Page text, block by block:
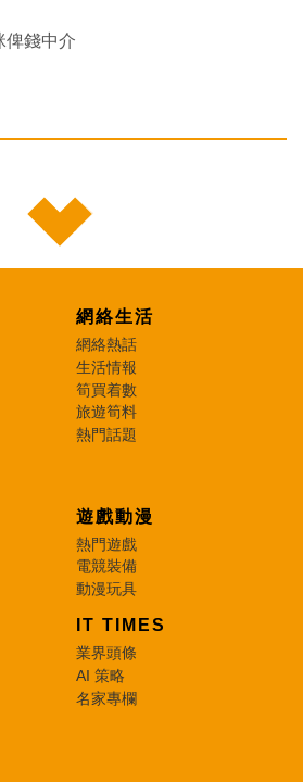
俾錢中介
網絡生活
網絡熱話
生活情報
筍買着數
旅遊筍料
熱門話題
遊戲動漫
熱門遊戲
電競裝備
動漫玩具
IT TIMES
業界頭條
AI 策略
名家專欄